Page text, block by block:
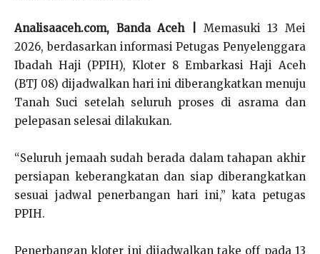
Analisaaceh.com, Banda Aceh |
Memasuki 13 Mei
2026, berdasarkan informasi Petugas Penyelenggara
Ibadah Haji (PPIH), Kloter 8 Embarkasi Haji Aceh
(BTJ 08) dijadwalkan hari ini diberangkatkan menuju
Tanah Suci setelah seluruh proses di asrama dan
pelepasan selesai dilakukan.
“Seluruh jemaah sudah berada dalam tahapan akhir
persiapan keberangkatan dan siap diberangkatkan
sesuai jadwal penerbangan hari ini,” kata petugas
PPIH.
Penerbangan kloter ini dijadwalkan take off pada 13